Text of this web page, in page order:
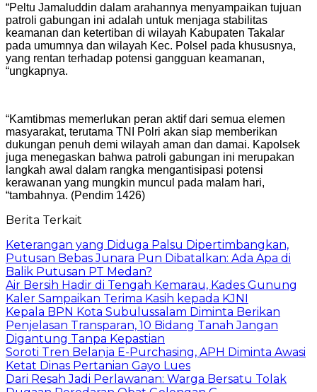
“Peltu Jamaluddin dalam arahannya menyampaikan tujuan
patroli gabungan ini adalah untuk menjaga stabilitas
keamanan dan ketertiban di wilayah Kabupaten Takalar
pada umumnya dan wilayah Kec. Polsel pada khususnya,
yang rentan terhadap potensi gangguan keamanan,
“ungkapnya.
“Kamtibmas memerlukan peran aktif dari semua elemen
masyarakat, terutama TNI Polri akan siap memberikan
dukungan penuh demi wilayah aman dan damai. Kapolsek
juga menegaskan bahwa patroli gabungan ini merupakan
langkah awal dalam rangka mengantisipasi potensi
kerawanan yang mungkin muncul pada malam hari,
“tambahnya. (Pendim 1426)
Berita Terkait
Keterangan yang Diduga Palsu Dipertimbangkan,
Putusan Bebas Junara Pun Dibatalkan: Ada Apa di
Balik Putusan PT Medan?
Air Bersih Hadir di Tengah Kemarau, Kades Gunung
Kaler Sampaikan Terima Kasih kepada KJNI
Kepala BPN Kota Subulussalam Diminta Berikan
Penjelasan Transparan, 10 Bidang Tanah Jangan
Digantung Tanpa Kepastian
Soroti Tren Belanja E-Purchasing, APH Diminta Awasi
Ketat Dinas Pertanian Gayo Lues
Dari Resah Jadi Perlawanan: Warga Bersatu Tolak